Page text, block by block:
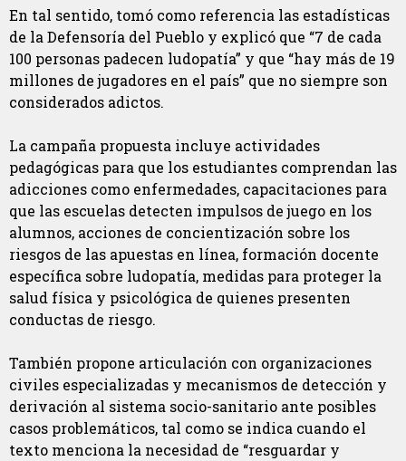
En tal sentido, tomó como referencia las estadísticas
de la Defensoría del Pueblo y explicó que “7 de cada
100 personas padecen ludopatía” y que “hay más de 19
millones de jugadores en el país” que no siempre son
considerados adictos.
La campaña propuesta incluye actividades
pedagógicas para que los estudiantes comprendan las
adicciones como enfermedades, capacitaciones para
que las escuelas detecten impulsos de juego en los
alumnos, acciones de concientización sobre los
riesgos de las apuestas en línea, formación docente
específica sobre ludopatía, medidas para proteger la
salud física y psicológica de quienes presenten
conductas de riesgo.
También propone articulación con organizaciones
civiles especializadas y mecanismos de detección y
derivación al sistema socio-sanitario ante posibles
casos problemáticos, tal como se indica cuando el
texto menciona la necesidad de “resguardar y